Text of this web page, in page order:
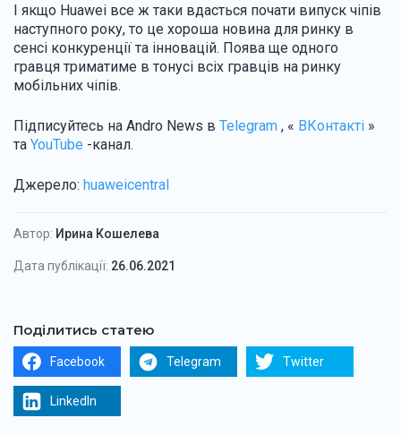
І якщо Huawei все ж таки вдасться почати випуск чіпів
наступного року, то це хороша новина для ринку в
сенсі конкуренції та інновацій. Поява ще одного
гравця триматиме в тонусі всіх гравців на ринку
мобільних чіпів.
Підписуйтесь на Andro News в Telegram , « ВКонтакті »
та YouTube -канал.
Джерело: huaweicentral
Автор: Ирина Кошелева
Дата публікації: 26.06.2021
Поділитись статею
Facebook Telegram Twitter
LinkedIn